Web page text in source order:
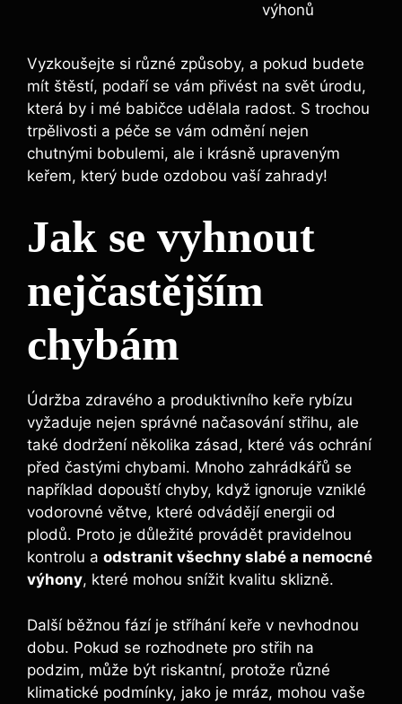
výhonů
Vyzkoušejte si různé způsoby, a pokud budete
mít štěstí, podaří se vám přivést na svět úrodu,
která by i mé babičce udělala radost. S trochou
trpělivosti a péče se vám odmění nejen
chutnými bobulemi, ale i krásně upraveným
keřem, který bude ozdobou vaší zahrady!
Jak se vyhnout
nejčastějším
chybám
Údržba zdravého a produktivního keře rybízu
vyžaduje nejen správné načasování střihu, ale
také dodržení několika zásad, které vás ochrání
před častými chybami. Mnoho zahrádkářů se
například dopouští chyby, když ignoruje vzniklé
vodorovné větve, které odvádějí energii od
plodů. Proto je důležité provádět pravidelnou
kontrolu a odstranit všechny slabé a nemocné
výhony, které mohou snížit kvalitu sklizně.
Další běžnou fází je stříhání keře v nevhodnou
dobu. Pokud se rozhodnete pro střih na
podzim, může být riskantní, protože různé
klimatické podmínky, jako je mráz, mohou vaše